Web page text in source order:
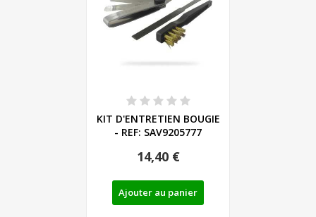
KIT D'ENTRETIEN BOUGIE
- REF: SAV9205777
14,40 €
Ajouter au panier